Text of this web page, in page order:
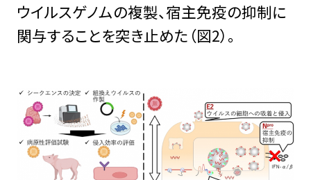
ウイルスゲノムの複製、宿主免疫の抑制に
関与することを突き止めた（図2）。